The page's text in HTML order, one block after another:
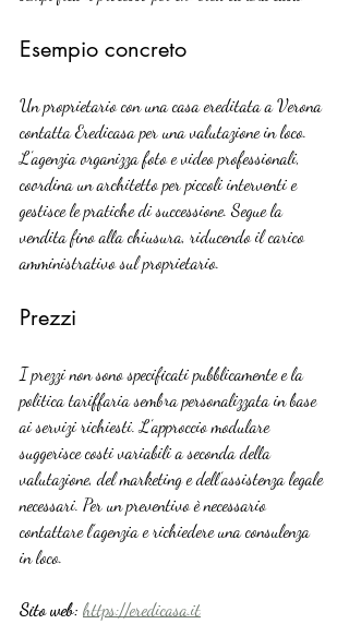
Esempio concreto
Un proprietario con una casa ereditata a Verona
contatta Eredicasa per una valutazione in loco.
L’agenzia organizza foto e video professionali,
coordina un architetto per piccoli interventi e
gestisce le pratiche di successione. Segue la
vendita fino alla chiusura, riducendo il carico
amministrativo sul proprietario.
Prezzi
I prezzi non sono specificati pubblicamente e la
politica tariffaria sembra personalizzata in base
ai servizi richiesti. L’approccio modulare
suggerisce costi variabili a seconda della
valutazione, del marketing e dell’assistenza legale
necessari. Per un preventivo è necessario
contattare l’agenzia e richiedere una consulenza
in loco.
Sito web: https://eredicasa.it